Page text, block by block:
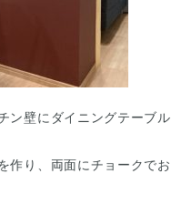
ン壁にダイニングテーブル
作り、両面にチョークでお